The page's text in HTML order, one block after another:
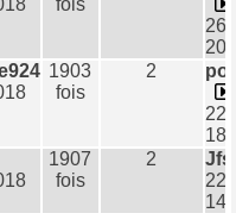
26/
1903
fois
2
22/
1907
fois
2
Jfs
22/